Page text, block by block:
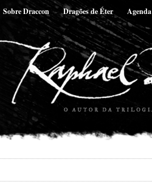
Sobre Draccon Dragões de Éter Agenda